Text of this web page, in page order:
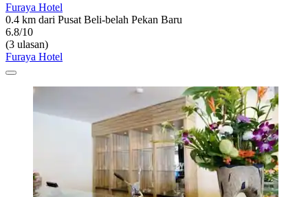
Furaya Hotel
0.4 km dari Pusat Beli-belah Pekan Baru
6.8/10
(3 ulasan)
Furaya Hotel